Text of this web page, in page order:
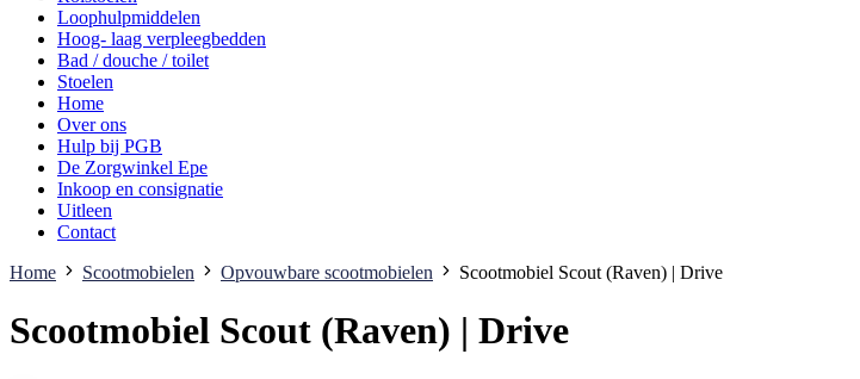
Loophulpmiddelen
Hoog- laag verpleegbedden
Bad / douche / toilet
Stoelen
Home
Over ons
Hulp bij PGB
De Zorgwinkel Epe
Inkoop en consignatie
Uitleen
Contact
Home
Scootmobielen Opvouwbare scootmobielen Scootmobiel Scout (Raven) | Drive
Scootmobiel Scout (Raven) | Drive